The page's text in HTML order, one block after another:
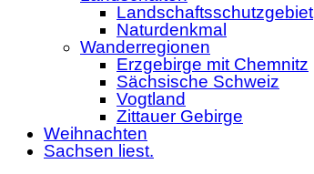
Landschaftsschutzgebiet
Naturdenkmal
Wanderregionen
Erzgebirge mit Chemnitz
Sächsische Schweiz
Vogtland
Zittauer Gebirge
Weihnachten
Sachsen liest.